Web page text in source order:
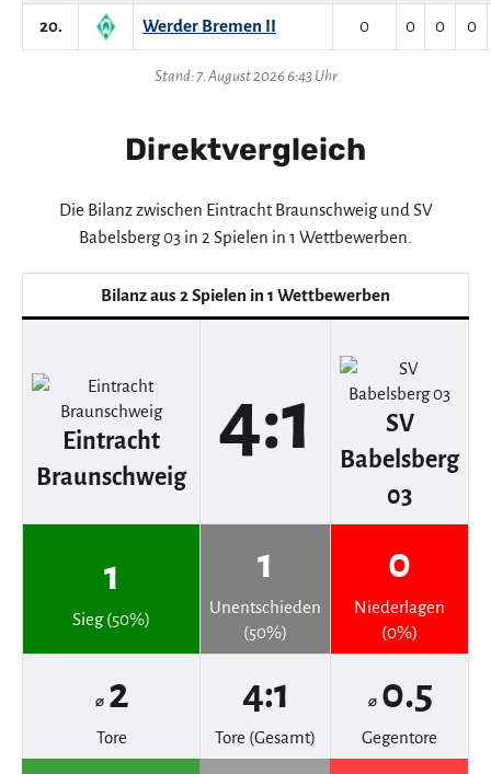
20. Werder Bremen II 0 0 0 0
Stand: 7. August 2026 6:43 Uhr
Direktvergleich
Die Bilanz zwischen Eintracht Braunschweig und SV
Babelsberg 03 in 2 Spielen in 1 Wettbewerben.
Bilanz aus 2 Spielen in 1 Wettbewerben
Eintracht
Braunschweig
4:1
SV
Babelsberg
03
1
Sieg (50%)
1
Unentschieden
(50%)
0
Niederlagen
(0%)
⌀ 2
Tore
4:1
Tore (Gesamt)
⌀ 0.5
Gegentore